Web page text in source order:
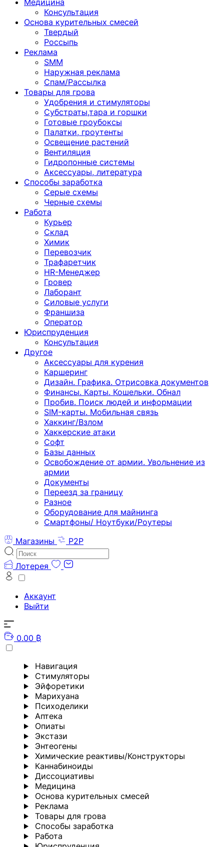
Медицина
Консультация
Основа курительных смесей
Твердый
Россыпь
Реклама
SMM
Наружная реклама
Спам/Рассылка
Товары для грова
Удобрения и стимуляторы
Субстраты,тара и горшки
Готовые гроубоксы
Палатки, гроутенты
Освещение растений
Вентиляция
Гидропонные системы
Аксессуары, литература
Способы заработка
Серые схемы
Черные схемы
Работа
Курьер
Склад
Химик
Перевозчик
Трафаретчик
HR-Менеджер
Гровер
Лаборант
Силовые услуги
Франшиза
Оператор
Юриспруденция
Консультация
Другoе
Аксессуары для курения
Каршеринг
Дизайн. Графика. Отрисовка документов
Финансы. Карты. Кошельки. Обнал
Пробив. Поиск людей и информации
SIM-карты. Мобильная связь
Хаккинг/Взлом
Хаккерские атаки
Софт
Базы данных
Освобождение от армии. Увольнение из
армии
Документы
Переезд за границу
Разное
Оборудование для майнинга
Смартфоны/ Ноутбуки/Роутеры
Магазины
P2P
Лотерея
Аккаунт
Выйти
0.00 ₿
Навигация
Стимуляторы
Эйфоретики
Марихуана
Психоделики
Аптека
Опиаты
Экстази
Энтеогены
Химические реактивы/Конструкторы
Каннабиноиды
Диссоциативы
Медицина
Основа курительных смесей
Реклама
Товары для грова
Способы заработка
Работа